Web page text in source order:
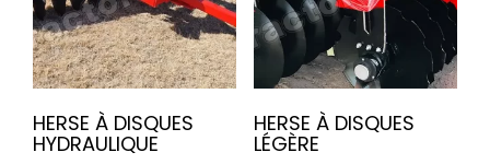
HERSE À DISQUES
HYDRAULIQUE
HERSE À DISQUES
LÉGÈRE